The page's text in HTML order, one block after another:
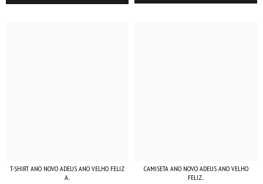
T-SHIRT ANO NOVO ADEUS ANO VELHO FELIZ
A...
CAMISETA ANO NOVO ADEUS ANO VELHO
FELIZ...